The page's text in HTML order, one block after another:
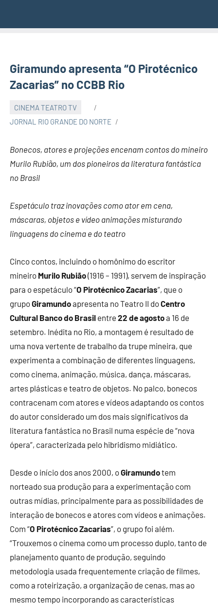
Giramundo apresenta “O Pirotécnico
Zacarias” no CCBB Rio
CINEMA TEATRO TV
JORNAL RIO GRANDE DO NORTE
Bonecos, atores e projeções encenam contos do mineiro
Murilo Rubião, um dos pioneiros da literatura fantástica
no Brasil
Espetáculo traz inovações como ator em cena,
máscaras, objetos e vídeo animações misturando
linguagens do cinema e do teatro
Cinco contos, incluindo o homônimo do escritor
mineiro Murilo Rubião(1916 – 1991), servem de inspiração
para o espetáculo “O Pirotécnico Zacarias”, que o
grupoGiramundoapresenta no Teatro II doCentro
Cultural Banco do Brasil entre 22 de agostoa 16 de
setembro. Inédita no Rio, a montagem é resultado de
uma nova vertente de trabalho da trupe mineira, que
experimenta a combinação de diferentes linguagens,
como cinema, animação, música, dança, máscaras,
artes plásticas e teatro de objetos. No palco, bonecos
contracenam com atores e vídeos adaptando os contos
do autor considerado um dos mais significativos da
literatura fantástica no Brasil numa espécie de “nova
ópera”, caracterizada pelo hibridismo midiático.
Desde o início dos anos 2000, oGiramundotem
norteado sua produção para a experimentação com
outras mídias, principalmente para as possibilidades de
interação de bonecos e atores com vídeos e animações.
Com “O Pirotécnico Zacarias”, o grupo foi além.
“Trouxemos o cinema como um processo duplo, tanto de
planejamento quanto de produção, seguindo
metodologia usada frequentemente criação de filmes,
como a roteirização, a organização de cenas, mas ao
mesmo tempo incorporando as características